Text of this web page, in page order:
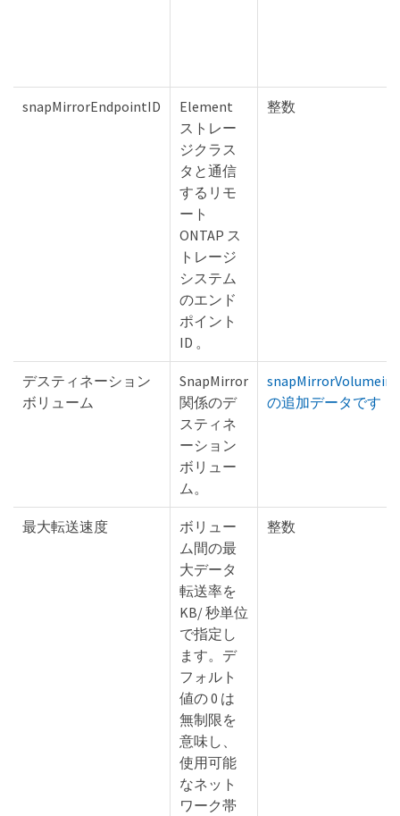
snapMirrorEndpointID
Element
ストレー
ジクラス
タと通信
するリモ
ート
ONTAP ス
トレージ
システム
のエンド
ポイント
ID 。
整数
デスティネーション
ボリューム
SnapMirror
関係のデ
スティネ
ーション
ボリュー
ム。
の追加データです
最大転送速度
ボリュー
ム間の最
大データ
転送率を
KB/ 秒単位
で指定し
ます。デ
フォルト
値の 0 は
無制限を
意味し、
使用可能
なネット
ワーク帯
整数